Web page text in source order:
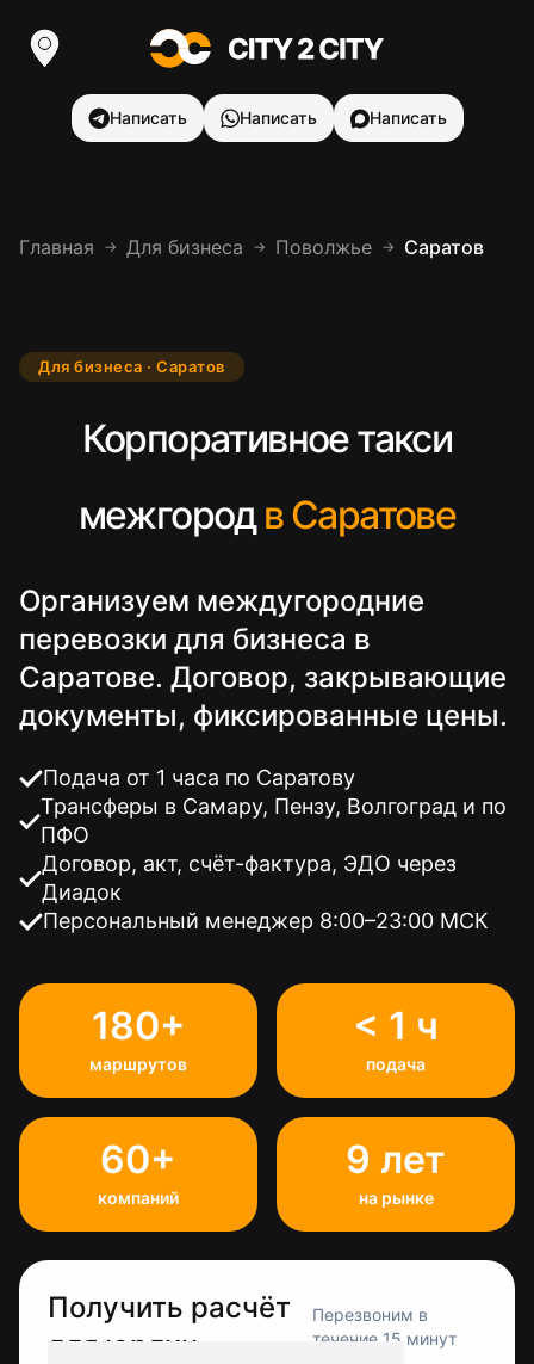
Написать Написать Написать
Главная → Для бизнеса → Поволжье → Саратов
Для бизнеса · Саратов
Корпоративное такси
межгородв Саратове
Организуем междугородние
перевозки для бизнеса в
Саратове. Договор, закрывающие
документы, фиксированные цены.
Подача от 1 часа по Саратову
Трансферы в Самару, Пензу, Волгоград и по
ПФО
Договор, акт, счёт-фактура, ЭДО через
Диадок
Персональный менеджер 8:00–23:00 МСК
180+
маршрутов
< 1 ч
подача
60+
компаний
9 лет
на рынке
Получить расчёт
для юрлиц
Перезвоним в
течение 15 минут